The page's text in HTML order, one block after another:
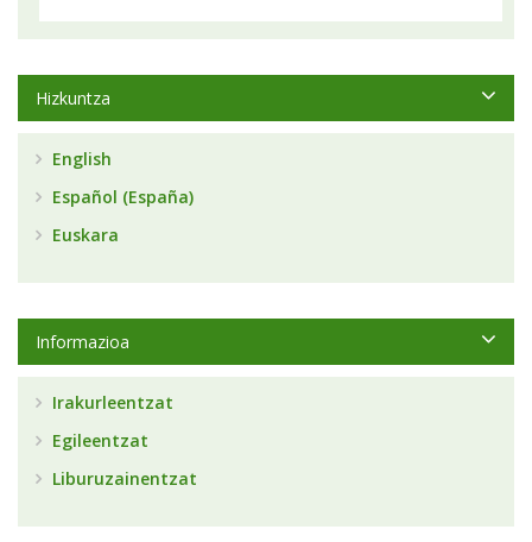
Hizkuntza
English
Español (España)
Euskara
Informazioa
Irakurleentzat
Egileentzat
Liburuzainentzat